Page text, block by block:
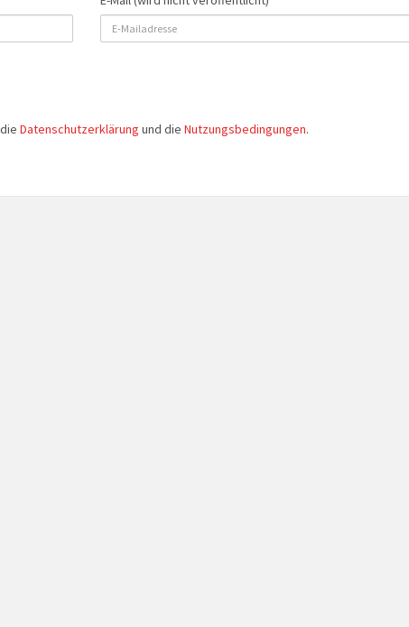
Datenschutzerklärung und die Nutzungsbedingungen.